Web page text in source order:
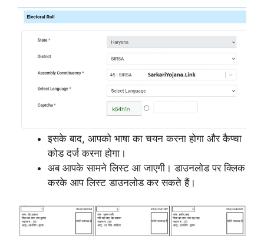
इसके बाद, आपको भाषा का चयन करना होगा और कैप्चा
कोड दर्ज करना होगा।
अब आपके सामने लिस्ट आ जाएगी। डाउनलोड पर क्लिक
करके आप लिस्ट डाउनलोड कर सकते हैं।